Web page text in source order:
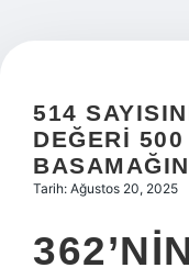
Hakkımızda
514
DEĞERI
Tarih: Ağustos 20, 2025